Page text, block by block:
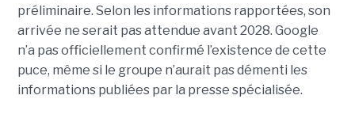
préliminaire. Selon les informations rapportées, son
arrivée ne serait pas attendue avant 2028. Google
n’a pas officiellement confirmé l’existence de cette
puce, même si le groupe n’aurait pas démenti les
informations publiées par la presse spécialisée.